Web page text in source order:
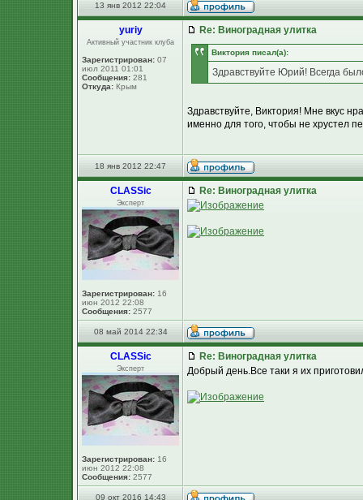
13 янв 2012 22:04
yuriy
Активный участник клуба
Зарегистрирован: 07
июл 2011 01:01
Сообщения: 281
Откуда: Крым
Re: Виноградная улитка
Виктория писал(а):
Здравствуйте Юрий! Всегда
Здравствуйте, Виктория! Мне вкус
именно для того, чтобы не хрустел
18 янв 2012 22:47
CLASSic
Эксперт
Зарегистрирован: 16
июн 2012 22:08
Сообщения: 2577
Re: Виноградная улитка
08 май 2014 22:34
CLASSic
Эксперт
Зарегистрирован: 16
июн 2012 22:08
Сообщения: 2577
Re: Виноградная улитка
Добрый день.Все таки я их
09 окт 2016 14:43